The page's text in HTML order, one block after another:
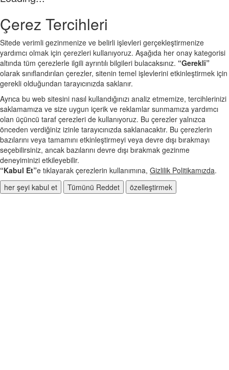
Çerez Tercihleri
Sitede verimli gezinmenize ve belirli işlevleri gerçekleştirmenize
yardımcı olmak için çerezleri kullanıyoruz. Aşağıda her onay kategorisi
altında tüm çerezlerle ilgili ayrıntılı bilgileri bulacaksınız. “Gerekli”
olarak sınıflandırılan çerezler, sitenin temel işlevlerini etkinleştirmek için
gerekli olduğundan tarayıcınızda saklanır.
Ayrıca bu web sitesini nasıl kullandığınızı analiz etmemize, tercihlerinizi
saklamamıza ve size uygun içerik ve reklamlar sunmamıza yardımcı
olan üçüncü taraf çerezleri de kullanıyoruz. Bu çerezler yalnızca
önceden verdiğiniz izinle tarayıcınızda saklanacaktır. Bu çerezlerin
bazılarını veya tamamını etkinleştirmeyi veya devre dışı bırakmayı
seçebilirsiniz, ancak bazılarını devre dışı bırakmak gezinme
deneyiminizi etkileyebilir.
“Kabul Et”e tıklayarak çerezlerin kullanımına, Gizlilik Politikamızda.
her şeyi kabul et
Tümünü Reddet özelleştirmek